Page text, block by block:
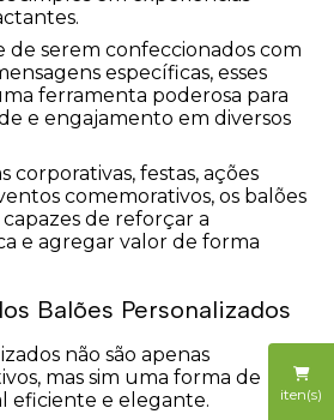
iten(s)
de serem confeccionados com
específicas, esses
ferramenta poderosa para
e engajamento em diversos
corporativas, festas, ações
comemorativos, os balões
de reforçar a
e agregar valor de forma
Balões Personalizados
não são apenas
mas sim uma forma de
eficiente e elegante.